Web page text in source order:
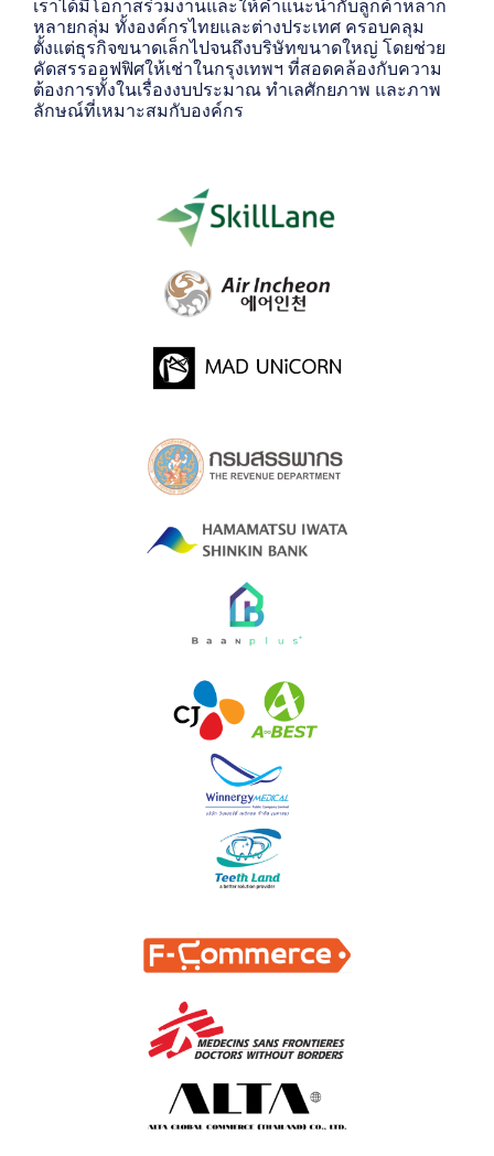
เราได้มีโอกาสร่วมงานและให้คำแนะนำกับลูกค้าหลาก
หลายกลุ่ม ทั้งองค์กรไทยและต่างประเทศ ครอบคลุม
ตั้งแต่ธุรกิจขนาดเล็กไปจนถึงบริษัทขนาดใหญ่ โดยช่วย
คัดสรรออฟฟิศให้เช่าในกรุงเทพฯ ที่สอดคล้องกับความ
ต้องการทั้งในเรื่องงบประมาณ ทำเลศักยภาพ และภาพ
ลักษณ์ที่เหมาะสมกับองค์กร